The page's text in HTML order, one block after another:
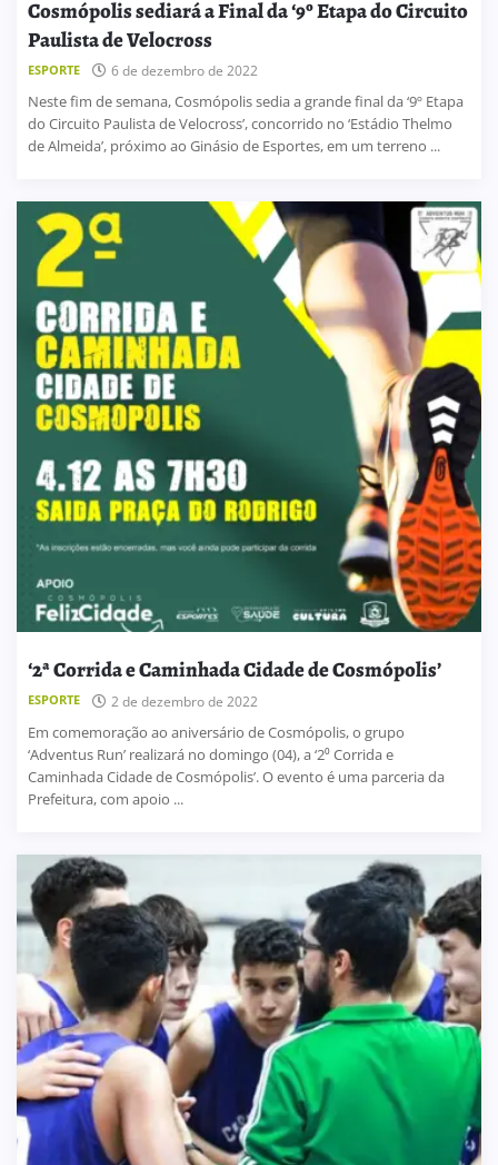
Cosmópolis sediará a Final da ‘9º Etapa do Circuito
Paulista de Velocross
ESPORTE 6 de dezembro de 2022
Neste fim de semana, Cosmópolis sedia a grande final da ‘9º Etapa
do Circuito Paulista de Velocross’, concorrido no ‘Estádio Thelmo
de Almeida’, próximo ao Ginásio de Esportes, em um terreno ...
‘2ª Corrida e Caminhada Cidade de Cosmópolis’
ESPORTE 2 de dezembro de 2022
Em comemoração ao aniversário de Cosmópolis, o grupo
‘Adventus Run’ realizará no domingo (04), a ‘2⁰ Corrida e
Caminhada Cidade de Cosmópolis’. O evento é uma parceria da
Prefeitura, com apoio ...